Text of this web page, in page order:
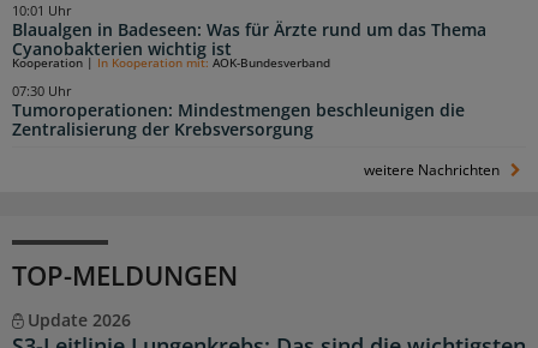
Blaualgen in Badeseen: Was für Ärzte rund um das Thema
Cyanobakterien wichtig ist
10:01 Uhr
Tumoroperationen: Mindestmengen beschleunigen die
Zentralisierung der Krebsversorgung
Kooperation | In Kooperation mit: AOK-Bundesverband
07:30 Uhr
weitere Nachrichten
TOP-MELDUNGEN
Update 2026